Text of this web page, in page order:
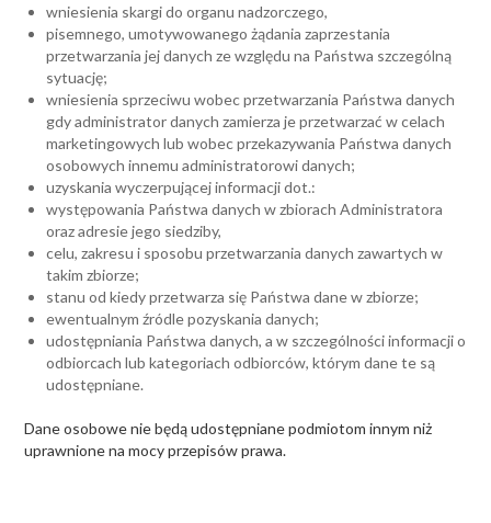
wniesienia skargi do organu nadzorczego,
pisemnego, umotywowanego żądania zaprzestania
przetwarzania jej danych ze względu na Państwa szczególną
sytuację;
wniesienia sprzeciwu wobec przetwarzania Państwa danych
gdy administrator danych zamierza je przetwarzać w celach
marketingowych lub wobec przekazywania Państwa danych
osobowych innemu administratorowi danych;
uzyskania wyczerpującej informacji dot.:
występowania Państwa danych w zbiorach Administratora
oraz adresie jego siedziby,
celu, zakresu i sposobu przetwarzania danych zawartych w
takim zbiorze;
stanu od kiedy przetwarza się Państwa dane w zbiorze;
ewentualnym źródle pozyskania danych;
udostępniania Państwa danych, a w szczególności informacji o
odbiorcach lub kategoriach odbiorców, którym dane te są
udostępniane.
Dane osobowe nie będą udostępniane podmiotom innym niż
uprawnione na mocy przepisów prawa.